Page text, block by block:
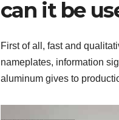
can it be
First of all, fast and
nameplates, information
aluminum gives to